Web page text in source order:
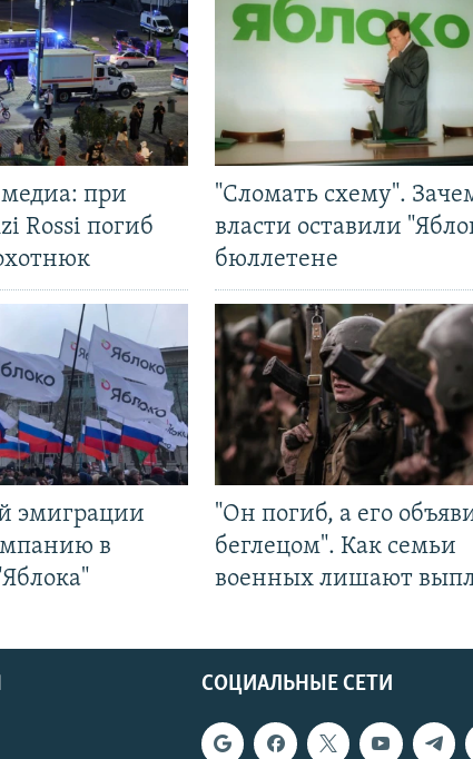
при
Rossi погиб
эмиграции
в
"Сломать схему".
власти оставили
бюллетене
"Он погиб, а его
беглецом". Как семьи
военных лишают
СОЦИАЛЬНЫЕ СЕТИ